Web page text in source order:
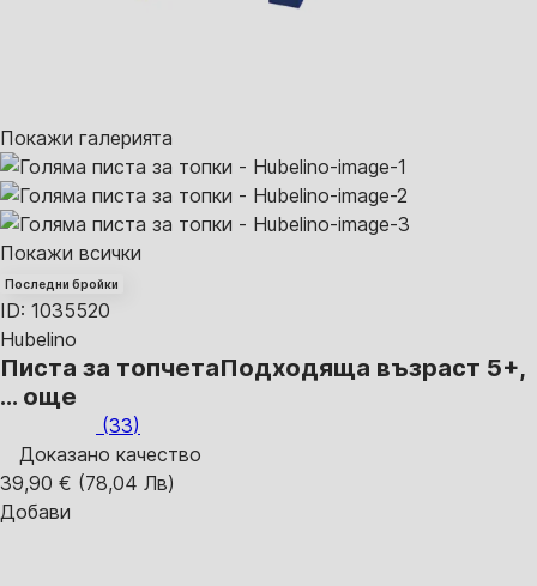
Покажи галерията
Покажи всички
Последни бройки
ID: 1035520
Hubelino
Писта за топчетаПодходяща възраст 5+,
… още
(33)
Доказано качество
39,90 € (78,04 Лв)
Добави